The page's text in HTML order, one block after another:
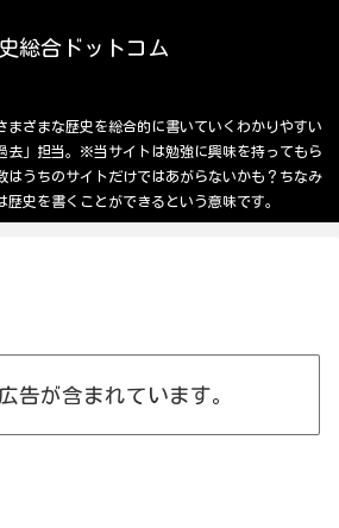
総合ドットコム
まざまな歴史を総合的に書いていくわかりやすい
去」担当。※当サイトは勉強に興味を持ってもら
はうちのサイトだけではあがらないかも？ちなみ
歴史を書くことができるという意味です。
告が含まれています。